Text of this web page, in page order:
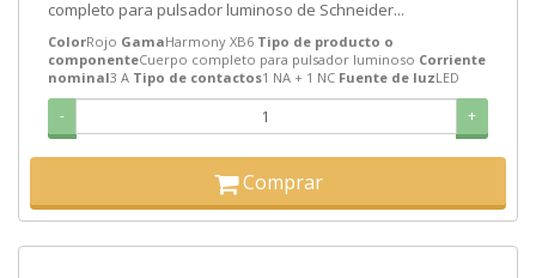
completo para pulsador luminoso de Schneider...
ColorRojo GamaHarmony XB6 Tipo de producto o
componenteCuerpo completo para pulsador luminoso Corriente
nominal3 A Tipo de contactos1 NA + 1 NC Fuente de luzLED
- +
Comprar